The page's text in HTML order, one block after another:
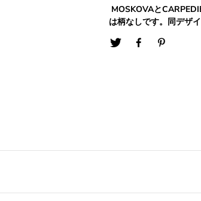
MOSKOVAと
は柄なしです。同デザ